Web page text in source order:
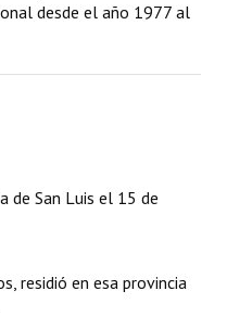
desde el año 1977 al
de San Luis el 15 de
residió en esa provincia